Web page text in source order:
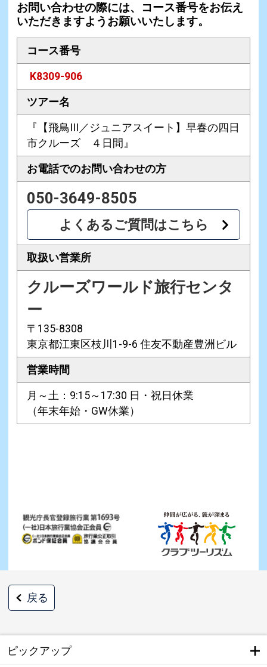
お問い合わせの際には、コース番号をお伝え
いただきますようお願いいたします。
コース番号
K8309-906
ツアー名
『【飛鳥III／ジュニアスイート】早春の四日
市クルーズ ４日間』
お電話でのお問い合わせの方
050-3649-8505
よくあるご質問はこちら
取扱い営業所
クルーズワールド旅行センタ
ー
〒135-8308
東京都江東区枝川1-9-6 住友不動産豊洲ビル
営業時間
月～土：9:15～17:30 日・祝日休業
（年末年始・GW休業）
戻る
ピックアップ